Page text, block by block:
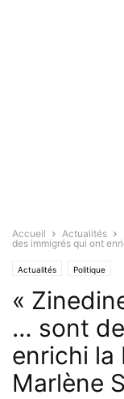
Accueil Actualités
des immigrés qui ont
Actualités Politique
«
… sont
enrichi la
Marlène